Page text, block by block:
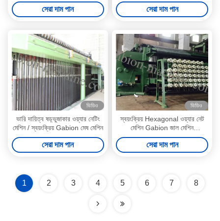
সেরা দাম পান সেরা দাম পান
ভিডিও
ভারি দায়িত্ব ষড়্ভুজাকার ওয়্যার নেটিং
মেশিন / স্বয়ংক্রিয় Gabion মেষ মেশিন
সেরা দাম পান
ভিডিও
স্বয়ংক্রিয় Hexagonal ওয়্যার নেট
মেশিন Gabion জাল মেশিন
2200mm প্রস্থ
সেরা দাম পান
1 2 3 4 5 6 7 8